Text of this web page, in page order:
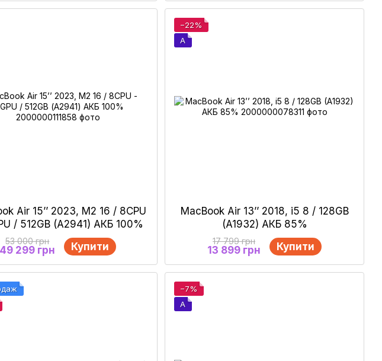
Air 15’’ 2023, М2 16 / 8CPU
/ 512GB (А2941) АКБ 100%
53 000 грн
49 299 грн Купити
−22%
A
MacBook Air 13’’ 2018, i5 8 / 128GB
(A1932) АКБ 85%
17 799 грн
13 899 грн Купити
−7%
A